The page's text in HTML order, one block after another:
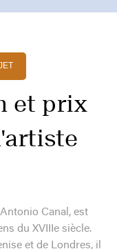
et prix
Canal, est
du XVIIIe siècle.
et de Londres, il